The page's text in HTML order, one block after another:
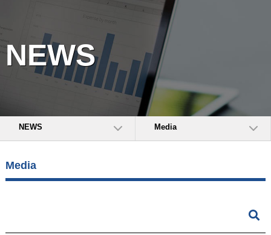
NEWS
NEWS Media
Media